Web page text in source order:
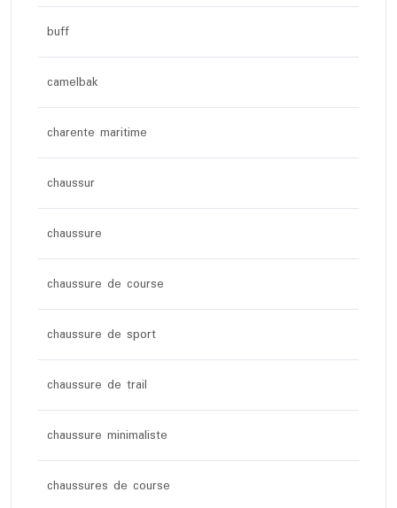
buff
camelbak
charente maritime
chaussur
chaussure
chaussure de course
chaussure de sport
chaussure de trail
chaussure minimaliste
chaussures de course